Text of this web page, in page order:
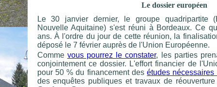
Le dossier européen
Le 30 janvier dernier, le groupe quadripartite
Nouvelle Aquitaine) s'est réuni à Bordeaux. Ce
ans. À l'ordre du jour de cette réunion, la
déposé le 7 février auprès de l'Union Européenne.
Comme vous pourrez le constater, les parties
conjointement ce dossier. L'effort financier de
pour 50 % du financement desétudes
des enquêtes publiques et travaux de